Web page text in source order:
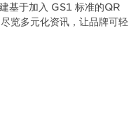
基于加入 GS1 标准的QR
览多元化资讯，让品牌可轻